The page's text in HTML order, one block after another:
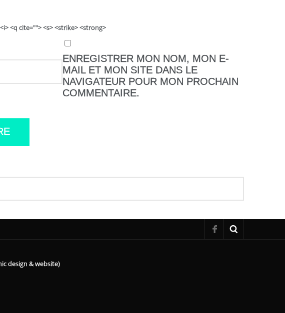
<q cite=""> <s> <strike> <strong>
ENREGISTRER MON NOM, MON E-
MAIL ET MON SITE DANS LE
NAVIGATEUR POUR MON PROCHAIN
COMMENTAIRE.
design & website)